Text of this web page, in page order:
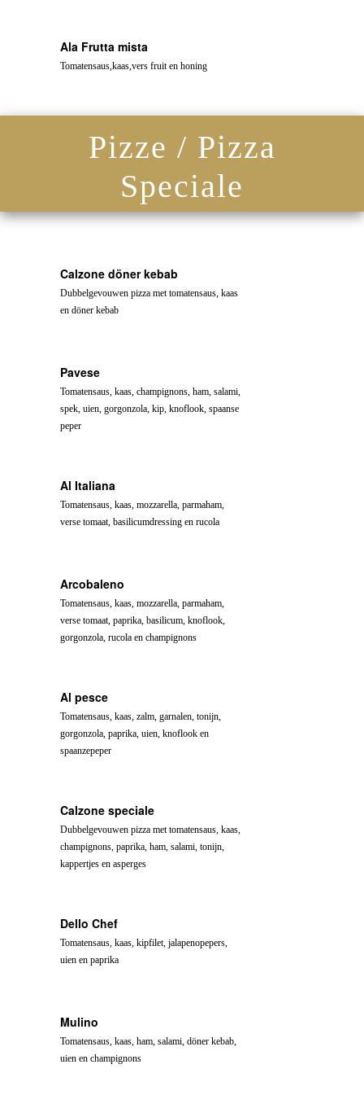
Ala Frutta mista
Tomatensaus,kaas,vers fruit en honing
Pizze / Pizza
Speciale
Calzone döner kebab
Dubbelgevouwen pizza met tomatensaus, kaas
en döner kebab
Pavese
Tomatensaus, kaas, champignons, ham, salami,
spek, uien, gorgonzola, kip, knoflook, spaanse
peper
Al Italiana
Tomatensaus, kaas, mozzarella, parmaham,
verse tomaat, basilicumdressing en rucola
Arcobaleno
Tomatensaus, kaas, mozzarella, parmaham,
verse tomaat, paprika, basilicum, knoflook,
gorgonzola, rucola en champignons
Al pesce
Tomatensaus, kaas, zalm, garnalen, tonijn,
gorgonzola, paprika, uien, knoflook en
spaanzepeper
Calzone speciale
Dubbelgevouwen pizza met tomatensaus, kaas,
champignons, paprika, ham, salami, tonijn,
kappertjes en asperges
Dello Chef
Tomatensaus, kaas, kipfilet, jalapenopepers,
uien en paprika
Mulino
Tomatensaus, kaas, ham, salami, döner kebab,
uien en champignons